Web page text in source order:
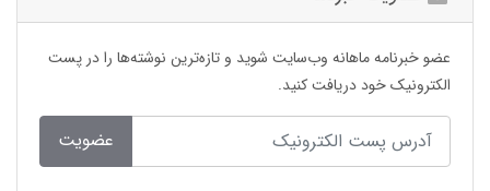
عضو خبرنامه ماهانه وب‌سایت شوید و تازه‌ترین نوشته‌ها را در پست
الکترونیک خود دریافت کنید.
عضویت